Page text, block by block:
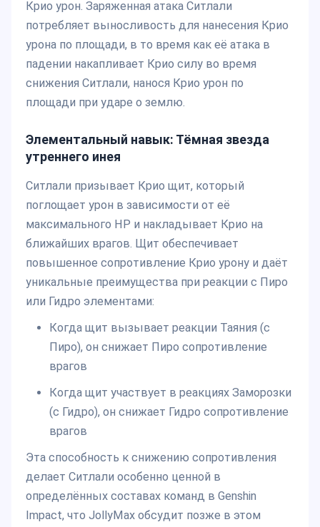
Крио урон. Заряженная атака Ситлали
потребляет выносливость для нанесения Крио
урона по площади, в то время как её атака в
падении накапливает Крио силу во время
снижения Ситлали, нанося Крио урон по
площади при ударе о землю.
Элементальный навык: Тёмная звезда
утреннего инея
Ситлали призывает Крио щит, который
поглощает урон в зависимости от её
максимального HP и накладывает Крио на
ближайших врагов. Щит обеспечивает
повышенное сопротивление Крио урону и даёт
уникальные преимущества при реакции с Пиро
или Гидро элементами:
Когда щит вызывает реакции Таяния (с
Пиро), он снижает Пиро сопротивление
врагов
Когда щит участвует в реакциях Заморозки
(с Гидро), он снижает Гидро сопротивление
врагов
Эта способность к снижению сопротивления
делает Ситлали особенно ценной в
определённых составах команд в Genshin
Impact, что JollyMax обсудит позже в этом